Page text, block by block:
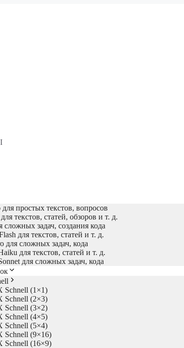
простых текстов, вопросов
текстов, статей, обзоров и т. д.
сложных задач, создания кода
для текстов, статей и т. д.
для сложных задач, кода
для текстов, статей и т. д.
для сложных задач, кода
Schnell (1×1)
Schnell (2×3)
Schnell (3×2)
Schnell (4×5)
Schnell (5×4)
Schnell (9×16)
Schnell (16×9)